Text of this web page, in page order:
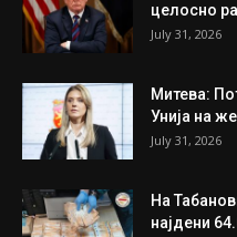
целосно
July 31, 2026
Митева:
Унија на
July 31, 2026
На
најдени